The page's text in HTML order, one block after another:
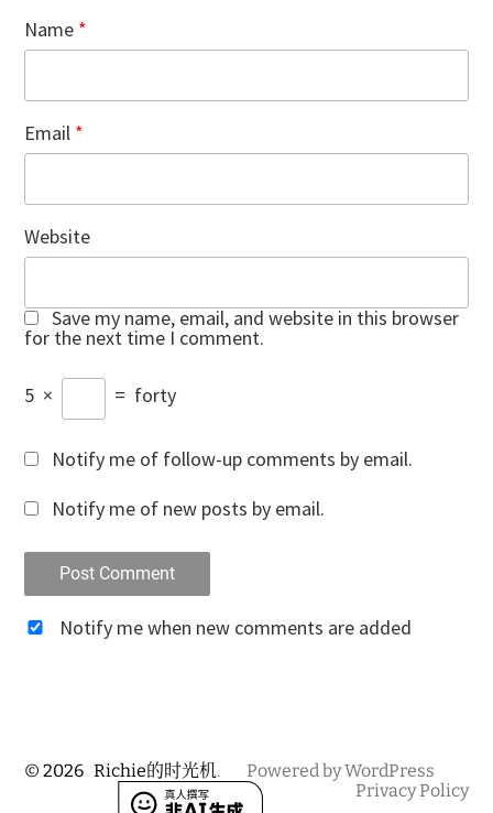
Name *
Email *
Website
Save my name, email, and website in this browser
for the next time I comment.
5 × = forty
Notify me of follow-up comments by email.
Notify me of new posts by email.
Notify me when new comments are added
© 2026 Richie的时光机.
Powered by WordPress
Privacy Policy